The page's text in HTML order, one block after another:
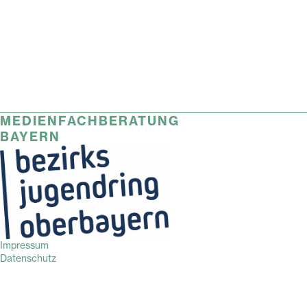
MEDIENFACHBERATUNG
BAYERN
Impressum
Datenschutz